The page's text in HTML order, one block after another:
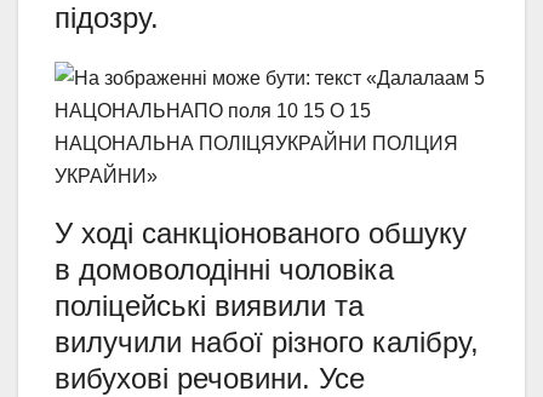
підозру.
У ході санкціонованого обшуку
в домоволодінні чоловіка
поліцейські виявили та
вилучили набої різного калібру,
вибухові речовини. Усе